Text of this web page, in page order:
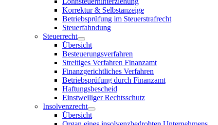
Korrektur & Selbstanzeige
Betriebsprüfung im Steuerstrafrecht
Steuerfahndung
Steuerrecht
Übersicht
Besteuerungsverfahren
Streitiges Verfahren Finanzamt
Finanzgerichtliches Verfahren
Betriebsprüfung durch Finanzamt
Haftungsbescheid
Einstweiliger Rechtsschutz
Insolvenzrecht
Übersicht